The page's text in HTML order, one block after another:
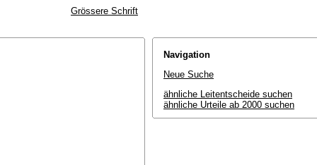
Grössere Schrift
Navigation
Neue Suche
ähnliche Leitentscheide suchen
ähnliche Urteile ab 2000 suchen